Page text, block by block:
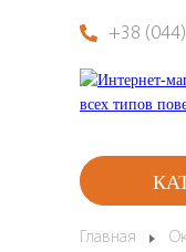
+38
Главная